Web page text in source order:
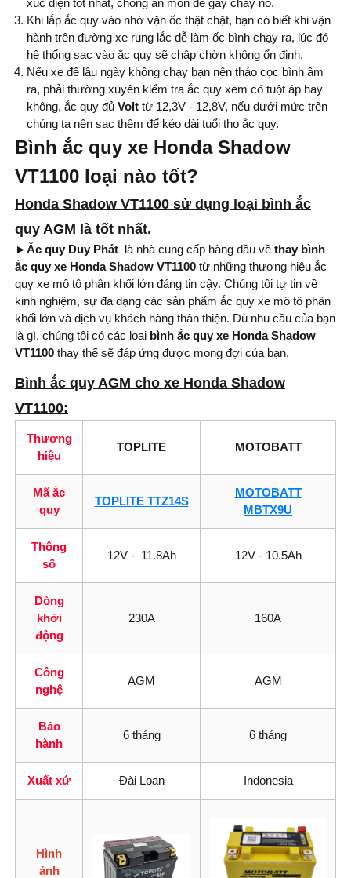
xúc điện tốt nhất, chống ăn mòn dễ gây cháy nổ.
Khi lắp ắc quy vào nhớ vặn ốc thật chặt, bạn có biết khi vận
hành trên đường xe rung lắc dễ làm ốc bình chạy ra, lúc đó
hệ thống sạc vào ắc quy sẽ chập chờn không ổn định.
Nếu xe để lâu ngày không chạy bạn nên tháo cọc bình âm
ra, phải thường xuyên kiểm tra ắc quy xem có tuột áp hay
không, ắc quy đủ Volt từ 12,3V - 12,8V, nếu dưới mức trên
chúng ta nên sạc thêm để kéo dài tuổi thọ ắc quy.
Bình ắc quy xe Honda Shadow
VT1100 loại nào tốt?
Honda Shadow VT1100 sử dụng loại bình ắc
quy AGM là tốt nhất.
►Ắc quy Duy Phát là nhà cung cấp hàng đầu về thay bình
ắc quy xe Honda Shadow VT1100 từ những thương hiệu ắc
quy xe mô tô phân khối lớn đáng tin cậy. Chúng tôi tự tin về
kinh nghiệm, sự đa dạng các sản phẩm ắc quy xe mô tô phân
khối lớn và dịch vụ khách hàng thân thiện. Dù nhu cầu của bạn
là gì, chúng tôi có các loại bình ắc quy xe Honda Shadow
VT1100 thay thế sẽ đáp ứng được mong đợi của bạn.
Bình ắc quy AGM cho xe Honda Shadow
VT1100:
Thương
hiệu
TOPLITE MOTOBATT
Mã ắc
quy
TOPLITE TTZ14S
MOTOBATT
MBTX9U
Thông
số
12V - 11.8Ah 12V - 10.5Ah
Dòng
khởi
động
230A 160A
Công
nghệ
AGM AGM
Bảo
hành
6 tháng 6 tháng
Xuất xứ Đài Loan Indonesia
Hình
ảnh